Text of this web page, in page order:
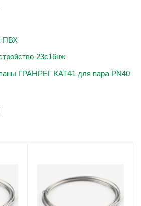
ПВХ
23с16нж
ГРАНРЕГ КАТ41 для пара PN40